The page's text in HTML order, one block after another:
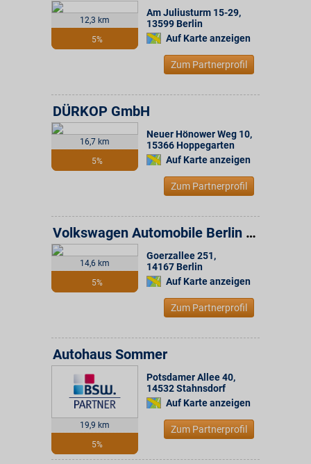
12,3 km
5%
Am Juliusturm 15-29,
13599 Berlin
Auf Karte anzeigen
Zum Partnerprofil
16,7 km
5%
DÜRKOP GmbH
Neuer Hönower Weg 10,
15366 Hoppegarten
Auf Karte anzeigen
Zum Partnerprofil
14,6 km
5%
Volkswagen Automobile Berlin GmbH
Goerzallee 251,
14167 Berlin
Auf Karte anzeigen
Zum Partnerprofil
19,9 km
5%
Autohaus Sommer
Potsdamer Allee 40,
14532Stahnsdorf
Auf Karte anzeigen
Zum Partnerprofil